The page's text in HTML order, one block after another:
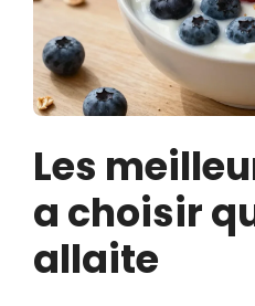
Les
a choisir
allaite